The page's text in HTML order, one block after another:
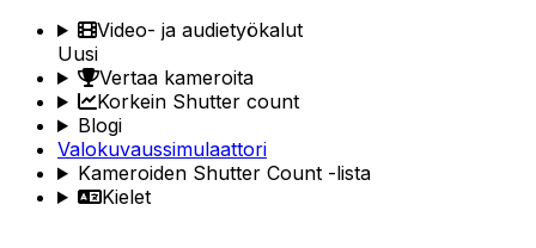
Video- ja audietyökalut
Uusi
Vertaa kameroita
Korkein Shutter count
Blogi
Valokuvaussimulaattori
Kameroiden Shutter Count -lista
Kielet